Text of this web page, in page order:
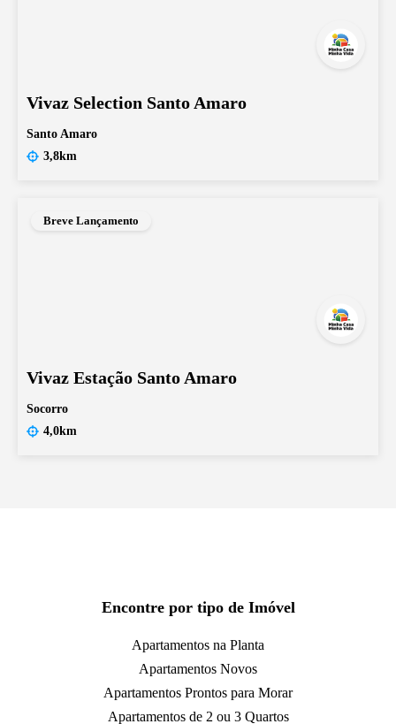
Vivaz Selection Santo Amaro
Santo Amaro
3,8km
Breve Lançamento
Vivaz Estação Santo Amaro
Socorro
4,0km
Encontre por tipo de Imóvel
Apartamentos na Planta
Apartamentos Novos
Apartamentos Prontos para Morar
Apartamentos de 2 ou 3 Quartos